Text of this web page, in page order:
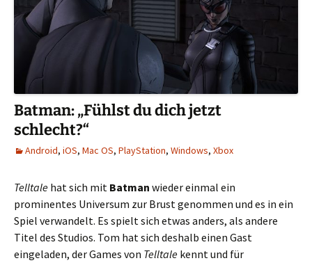
Batman: „Fühlst du dich jetzt
schlecht?“
Android, iOS, Mac OS, PlayStation, Windows, Xbox
Telltale hat sich mit Batman wieder einmal ein
prominentes Universum zur Brust genommen und es in ein
Spiel verwandelt. Es spielt sich etwas anders, als andere
Titel des Studios. Tom hat sich deshalb einen Gast
eingeladen, der Games von Telltale kennt und für